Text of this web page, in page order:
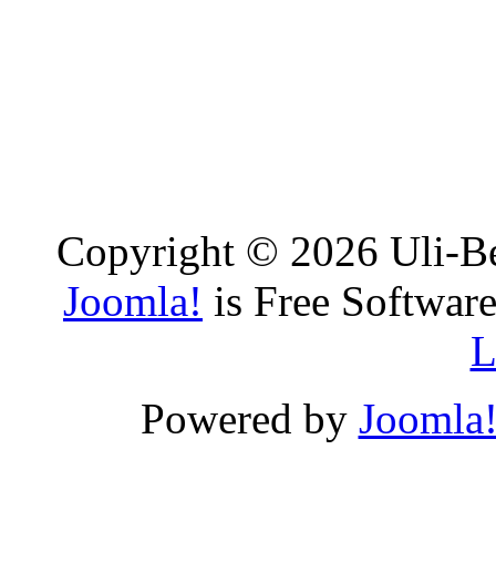
Copyright © 2026 Uli-
Joomla! is Free
Powered by